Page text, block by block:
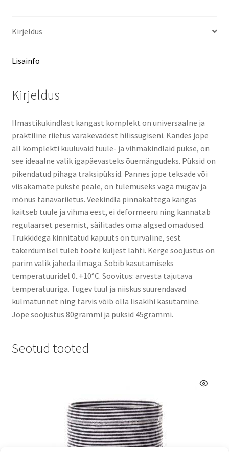
Kirjeldus
Lisainfo
Kirjeldus
Ilmastikukindlast kangast komplekt on universaalne ja
praktiline riietus varakevadest hilissügiseni. Kandes jope
all komplekti kuuluvaid tuule- ja vihmakindlaid pükse, on
see ideaalne valik igapäevasteks õuemängudeks. Püksid on
pikendatud pihaga traksipüksid. Pannes jope teksade või
viisakamate pükste peale, on tulemuseks väga mugav ja
mõnus tänavariietus. Veekindla pinnakattega kangas
kaitseb tuule ja vihma eest, ei deformeeru ning kannatab
regulaarset pesemist, säilitades oma algsed omadused.
Trukkidega kinnitatud kapuuts on turvaline, sest
takerdumisel tuleb toote küljest lahti. Kerge soojustus on
parim valik jaheda ilmaga. Sobib kasutamiseks
temperatuuridel 0..+10°C. Soovitus: arvesta tajutava
temperatuuriga. Tugev tuul ja niiskus suurendavad
külmatunnet ning tarvis võib olla lisakihi kasutamine.
Jope soojustus 80grammi ja püksid 45grammi.
Seotud tooted